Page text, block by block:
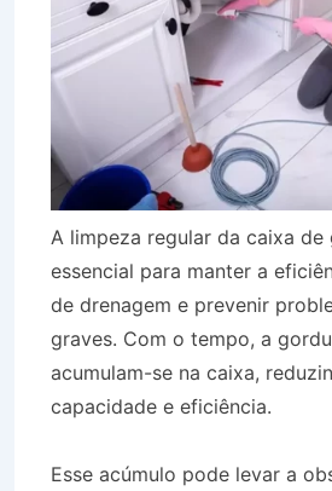
A limpeza regular da caixa de
essencial para manter a
de drenagem e prevenir
graves. Com o tempo, a
acumulam-se na caixa,
capacidade e eficiência.
Esse acúmulo pode levar a